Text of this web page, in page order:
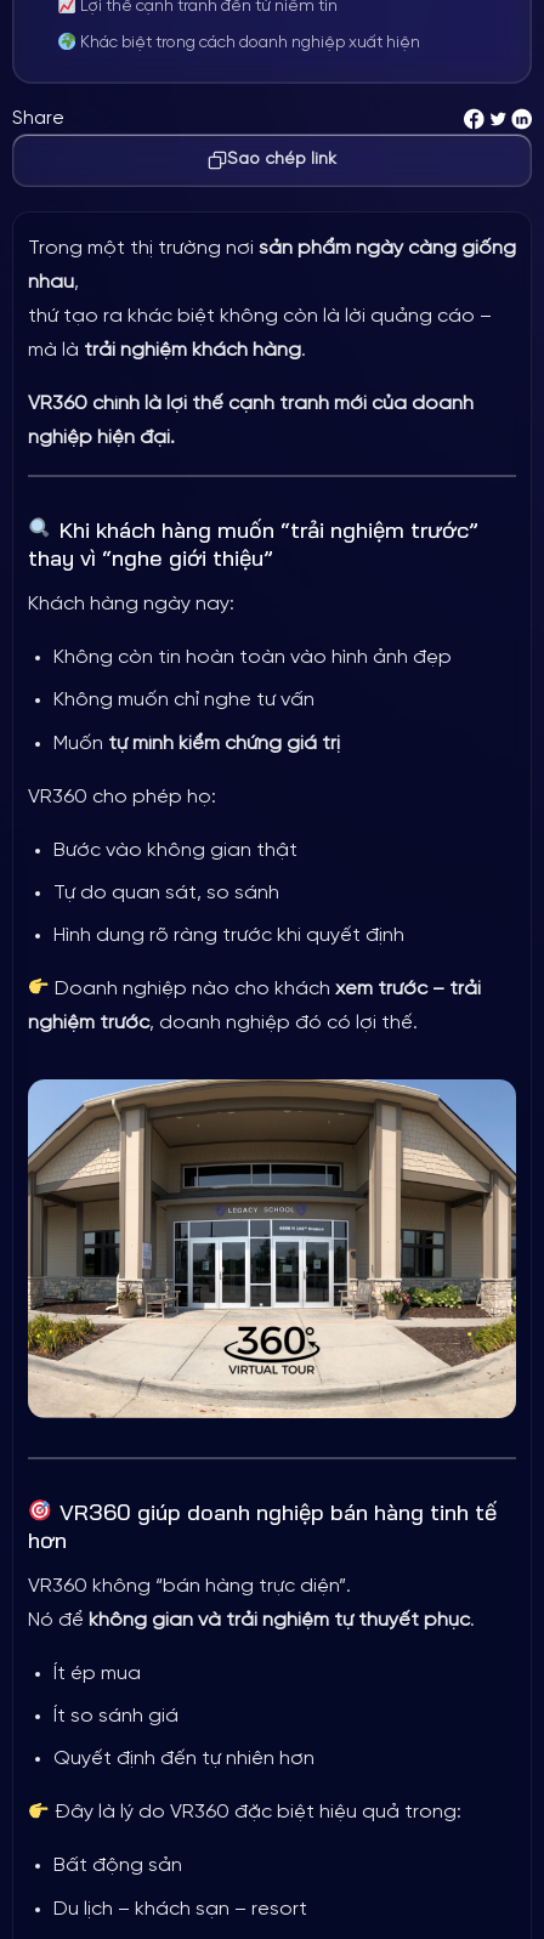
Lợi thế cạnh tranh đến từ niềm tin
Khác biệt trong cách doanh nghiệp xuất hiện
VR360 không chỉ là công nghệ trình diễn,mà là công cụ tạo
Nếu bạn muốn:
Share
Sao chép link
Trong một thị trường nơi sản phẩm ngày càng giống
nhau,
thứ tạo ra khác biệt không còn là lời quảng cáo –
mà là trải nghiệm khách hàng.
VR360 chính là lợi thế cạnh tranh mới của doanh
nghiệp hiện đại.
Khi khách hàng muốn “trải nghiệm trước”
thay vì “nghe giới thiệu”
Khách hàng ngày nay:
Không còn tin hoàn toàn vào hình ảnh đẹp
Không muốn chỉ nghe tư vấn
Muốn tự mình kiểm chứng giá trị
VR360 cho phép họ:
Bước vào không gian thật
Tự do quan sát, so sánh
Hình dung rõ ràng trước khi quyết định
Doanh nghiệp nào cho kháchxem trước – trải
nghiệm trước, doanh nghiệp đó có lợi thế.
VR360 giúp doanh nghiệp bán hàng tinh tế
hơn
VR360 không “bán hàng trực diện”.
Nó để không gian và trải nghiệm tự thuyết phục.
Ít ép mua
Ít so sánh giá
Quyết định đến tự nhiên hơn
Đây là lý do VR360 đặc biệt hiệu quả trong:
Bất động sản
Du lịch – khách sạn – resort